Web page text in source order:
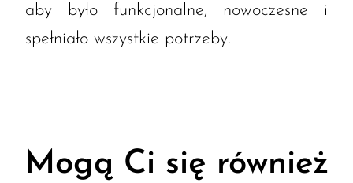
aby było funkcjonalne, nowoczesne i
spełniało wszystkie potrzeby.
Mogą Ci się również